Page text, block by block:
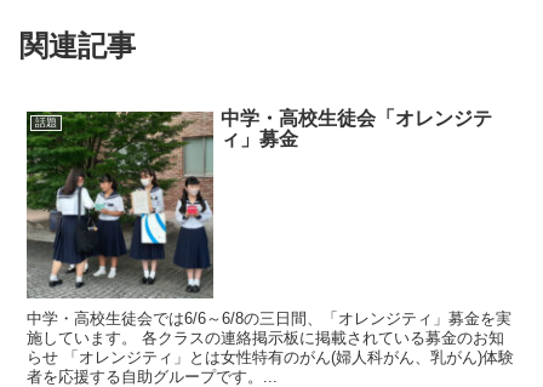
関連記事
話題
中学・高校生徒会「オレンジテ
ィ」募金
中学・高校生徒会では6/6～6/8の三日間、「オレンジティ」募金を実
施しています。 各クラスの連絡掲示板に掲載されている募金のお知
らせ 「オレンジティ」とは女性特有のがん(婦人科がん、乳がん)体験
者を応援する自助グループです。...